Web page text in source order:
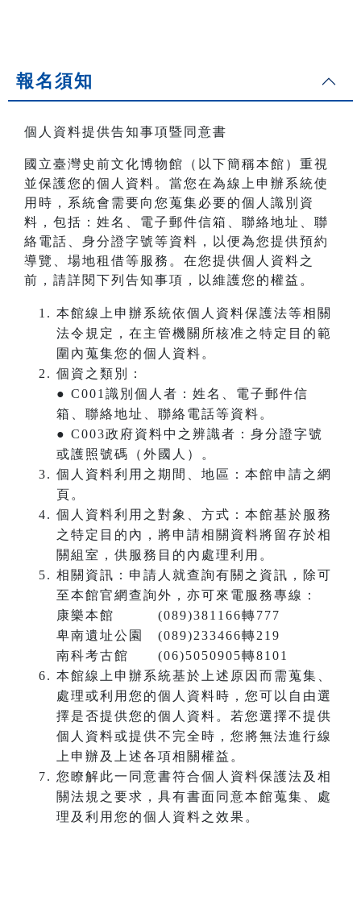
報名須知
個人資料提供告知事項暨同意書
國立臺灣史前文化博物館（以下簡稱本館）重視
並保護您的個人資料。當您在為線上申辦系統使
用時，系統會需要向您蒐集必要的個人識別資
料，包括：姓名、電子郵件信箱、聯絡地址、聯
絡電話、身分證字號等資料，以便為您提供預約
導覽、場地租借等服務。在您提供個人資料之
前，請詳閱下列告知事項，以維護您的權益。
本館線上申辦系統依個人資料保護法等相關
法令規定，在主管機關所核准之特定目的範
圍內蒐集您的個人資料。
個資之類別：
● C001識別個人者：姓名、電子郵件信
箱、聯絡地址、聯絡電話等資料。
● C003政府資料中之辨識者：身分證字號
或護照號碼（外國人）。
個人資料利用之期間、地區：本館申請之網
頁。
個人資料利用之對象、方式：本館基於服務
之特定目的內，將申請相關資料將留存於相
關組室，供服務目的內處理利用。
相關資訊：申請人就查詢有關之資訊，除可
至本館官網查詢外，亦可來電服務專線：
康樂本館 (089)381166轉777
卑南遺址公園 (089)233466轉219
南科考古館 (06)5050905轉8101
本館線上申辦系統基於上述原因而需蒐集、
處理或利用您的個人資料時，您可以自由選
擇是否提供您的個人資料。若您選擇不提供
個人資料或提供不完全時，您將無法進行線
上申辦及上述各項相關權益。
您瞭解此一同意書符合個人資料保護法及相
關法規之要求，具有書面同意本館蒐集、處
理及利用您的個人資料之效果。